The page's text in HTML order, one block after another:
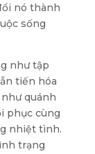
nó thành
sống
như tập
tiến hóa
quánh
phục cùng
nhiệt tình.
trạng